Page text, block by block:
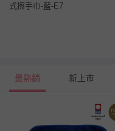
式擦手巾-藍-E7
最熱銷 新上市